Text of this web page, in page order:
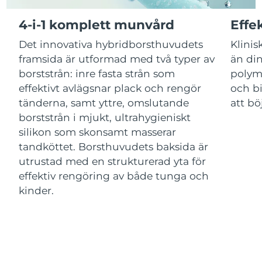
4-i-1 komplett munvård
Det innovativa hybridborsthuvudets
framsida är utformad med två typer av
borststrån: inre fasta strån som
effektivt avlägsnar plack och rengör
tänderna, samt yttre, omslutande
borststrån i mjukt, ultrahygieniskt
silikon som skonsamt masserar
tandköttet. Borsthuvudets baksida är
utrustad med en strukturerad yta för
effektiv rengöring av både tunga och
kinder.
än
och
att
Luxemburg Förväntad leverans10/08/2026
Malaysia Förväntad leverans 13/08/2026
Malta Förväntad leverans10/08/2026
Mexiko Förväntad leverans
Monaco Förväntad leverans11/08/2026
Nederländerna Förväntad leverans10/08/2026